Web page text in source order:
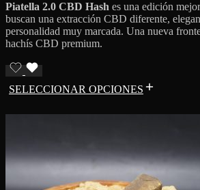
Piatella 2.0 CBD Hash es una edición
buscan una extracción CBD diferente,
personalidad muy marcada. Una nueva
hachís CBD premium.
SELECCIONAR OPCIONES